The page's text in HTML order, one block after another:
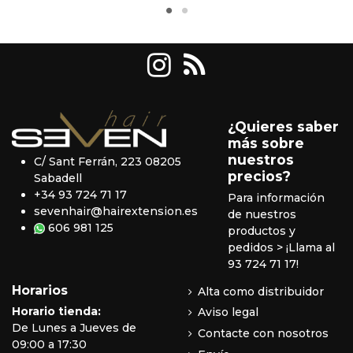
C/ Sant Ferrán, 223 08205
Sabadell
+34 93 724 71 17
sevenhair@hairextension.es
606 981 125
¿Quieres saber
más sobre
nuestros
precios?
Para información
de nuestros
productos y
pedidos > ¡Llama al
93 724 71 17!
Horarios
Horario tienda:
De Lunes a Jueves de
09:00 a 17:30
Alta como distribuidor
Aviso legal
Contacte con nosotros